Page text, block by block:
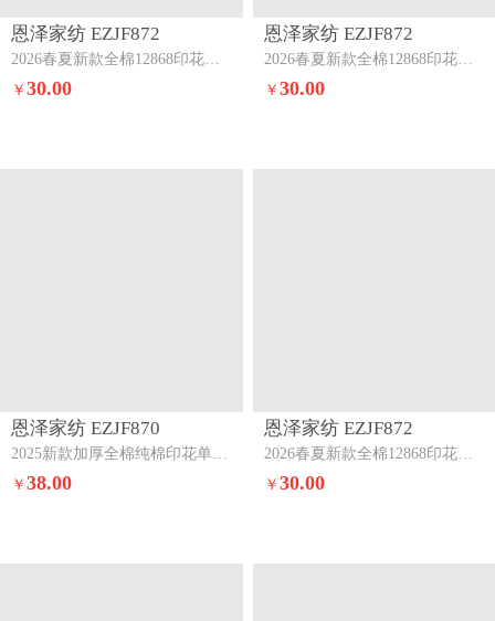
恩泽家纺 EZJF872
2026春夏新款全棉12868印花四件套单品系列-单被套（提供，预留缩水率）护花使者
￥30.00
恩泽家纺 EZJF872
2026春夏新款全棉12868印花四件套单品系列-单被套（提供，预留缩水率）绿格小熊
￥ 30.00
恩泽家纺 EZJF870
2025新款加厚全棉纯棉印花单被套-第二批小欢喜
￥38.00
恩泽家纺 EZJF872
2026春夏新款全棉12868印花四件套单品系列-单被套（提供，预留缩水率）晚樱
￥ 30.00